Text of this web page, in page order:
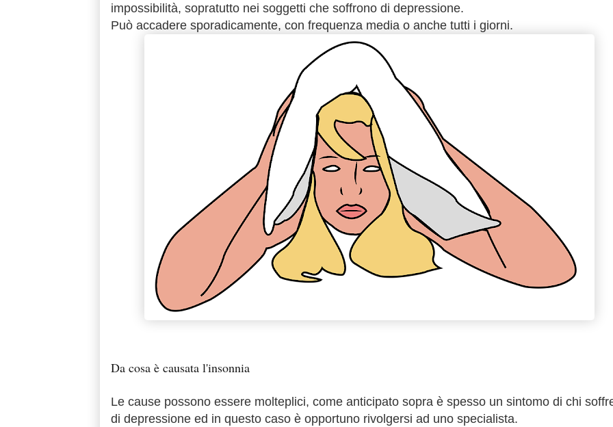
impossibilità, sopratutto nei soggetti che soffrono di depressione.
Può accadere sporadicamente, con frequenza media o anche tutti i giorni.
Da cosa è causata l'insonnia
Le cause possono essere molteplici, come anticipato sopra è spesso un sintomo di chi
di depressione ed in questo caso è opportuno rivolgersi ad uno specialista.